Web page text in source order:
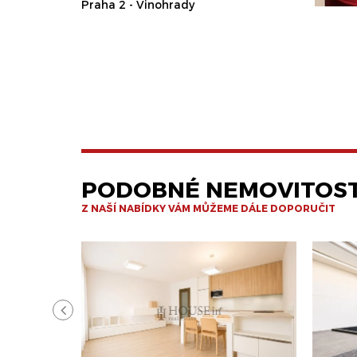
Praha 2 - Vinohrady
PODOBNÉ
Z NAŠÍ NABÍDKY VÁM MŮŽEME DÁLE DOPORUČIT